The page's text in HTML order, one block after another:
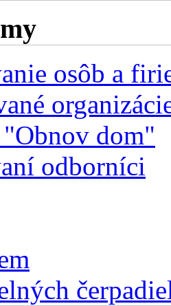
osôb a
dom"
odborníci